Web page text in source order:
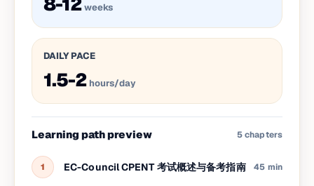
weeks
DAILY PACE
1.5-2 hours/day
Learning path preview 5chapters
1 EC-Council CPENT 考试概述与备考指南 45 min